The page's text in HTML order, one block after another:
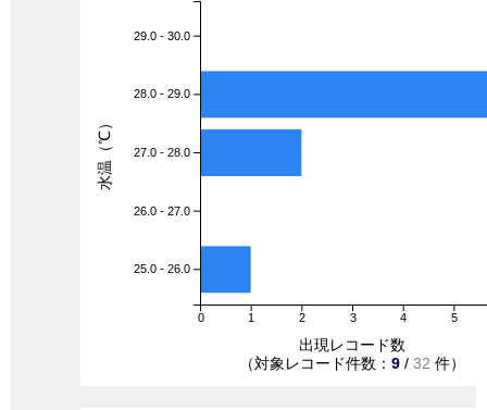
0 1 2 3 4 5
29.0 - 30.0
28.0 - 29.0
27.0 - 28.0
26.0 - 27.0
25.0 - 26.0
出現レコード数
（対象レコード件数： 9 / 32 件）
水温（℃）